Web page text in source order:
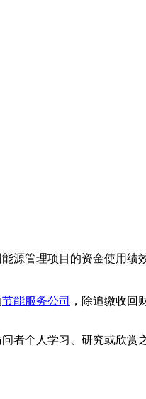
源管理项目的资金使用
节能服务公司 ，除追缴收回
者个人学习、研究或欣